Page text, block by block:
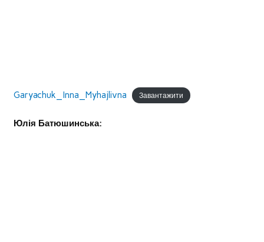
Garyachuk_Inna_Myhajlivna Завантажити
Юлія Батюшинська: